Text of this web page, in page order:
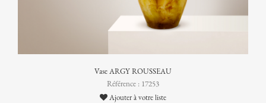
Vase ARGY ROUSSEAU
Référence : 17253
Ajouter à votre liste